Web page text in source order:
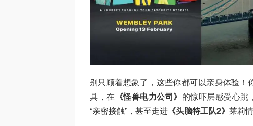
别只顾着想象了，这些你都可以亲身体验！
具，在 《怪兽电力公司》 的惊吓层感受心跳
“亲密接触”，甚至走进 《头脑特工队2》 莱莉